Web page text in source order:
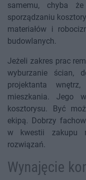
samemu, chyba
sporządzaniu
materiałów i
budowlanych.
Jeżeli zakres prac
wyburzanie ścian,
projektanta
mieszkania. Jego
kosztorysu. Być
ekipą. Dobrzy
w kwestii zakupu
rozwiązań.
Wynajęcie